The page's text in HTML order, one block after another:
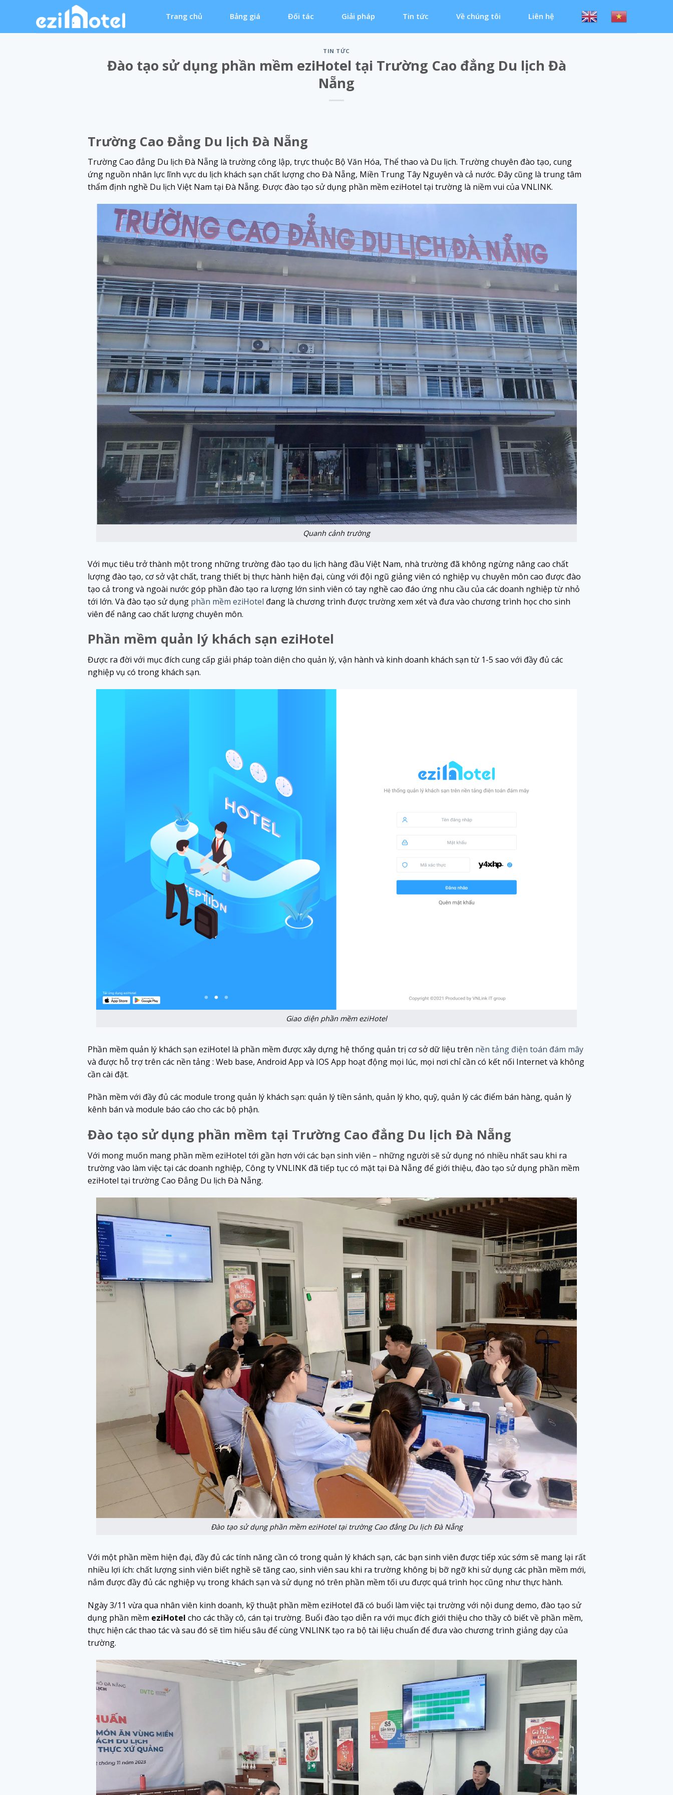
content
Trang chủ Bảng giá Đối tác Giải pháp Tin tức Về chúng tôi Liên hệ
TIN TỨC
Đào tạo sử dụng phần mềm eziHotel tại Trường Cao đẳng Du lịch Đà
Nẵng
Trường Cao Đẳng Du lịch Đà Nẵng
Trường Cao đẳng Du lịch Đà Nẵng là trường công lập, trực thuộc Bộ Văn Hóa, Thể thao và Du lịch. Trường chuyên đào tạo, cung
ứng nguồn nhân lực lĩnh vực du lịch khách sạn chất lượng cho Đà Nẵng, Miền Trung Tây Nguyên và cả nước. Đây cũng là trung tâm
thẩm định nghề Du lịch Việt Nam tại Đà Nẵng. Được đào tạo sử dụng phần mềm eziHotel tại trường là niềm vui của VNLINK.
Quanh cảnh trường
Với mục tiêu trở thành một trong những trường đào tạo du lịch hàng đầu Việt Nam, nhà trường đã không ngừng nâng cao chất
lượng đào tạo, cơ sở vật chất, trang thiết bị thực hành hiện đại, cùng với đội ngũ giảng viên có nghiệp vụ chuyên môn cao được đào
tạo cả trong và ngoài nước góp phần đào tạo ra lượng lớn sinh viên có tay nghề cao đáo ứng nhu cầu của các doanh nghiệp từ nhỏ
tới lớn. Và đào tạo sử dụng phần mềm eziHotel đang là chương trình được trường xem xét và đưa vào chương trình học cho sinh
viên để nâng cao chất lượng chuyên môn.
Phần mềm quản lý khách sạn eziHotel
Được ra đời với mục đích cung cấp giải pháp toàn diện cho quản lý, vận hành và kinh doanh khách sạn từ 1-5 sao với đầy đủ các
nghiệp vụ có trong khách sạn.
Giao diện phần mềm eziHotel
Phần mềm quản lý khách sạn eziHotel là phần mềm được xây dựng hệ thống quản trị cơ sở dữ liệu trên nền tảng điện toán đám mây
và được hỗ trợ trên các nền tảng : Web base, Android App và IOS App hoạt động mọi lúc, mọi nơi chỉ cần có kết nối Internet và không
cần cài đặt.
Phần mềm với đầy đủ các module trong quản lý khách sạn: quản lý tiền sảnh, quản lý kho, quỹ, quản lý các điểm bán hàng, quản lý
kênh bán và module báo cáo cho các bộ phận.
Đào tạo sử dụng phần mềm tại Trường Cao đẳng Du lịch Đà Nẵng
Với mong muốn mang phần mềm eziHotel tới gần hơn với các bạn sinh viên – những người sẽ sử dụng nó nhiều nhất sau khi ra
trường vào làm việc tại các doanh nghiệp, Công ty VNLINK đã tiếp tục có mặt tại Đà Nẵng để giới thiệu, đào tạo sử dụng phần mềm
eziHotel tại trường Cao Đẳng Du lịch Đà Nẵng.
Đào tạo sử dụng phần mềm eziHotel tại trường Cao đẳng Du lịch Đà Nẵng
Với một phần mềm hiện đại, đầy đủ các tính năng cần có trong quản lý khách sạn, các bạn sinh viên được tiếp xúc sớm sẽ mang lại rất
nhiều lợi ích: chất lượng sinh viên biết nghề sẽ tăng cao, sinh viên sau khi ra trường không bị bỡ ngỡ khi sử dụng các phần mềm mới,
nắm được đầy đủ các nghiệp vụ trong khách sạn và sử dụng nó trên phần mềm tối ưu được quá trình học cũng như thực hành.
Ngày 3/11 vừa qua nhân viên kinh doanh, kỹ thuật phần mềm eziHotel đã có buổi làm việc tại trường với nội dung demo, đào tạo sử
dụng phần mềm eziHotel cho các thầy cô, cán tại trường. Buổi đào tạo diễn ra với mục đích giới thiệu cho thầy cô biết về phần mềm,
thực hiện các thao tác và sau đó sẽ tìm hiểu sâu để cùng VNLINK tạo ra bộ tài liệu chuẩn để đưa vào chương trình giảng dạy của
trường.